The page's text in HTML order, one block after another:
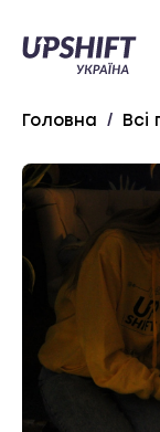
–Головна / Всі